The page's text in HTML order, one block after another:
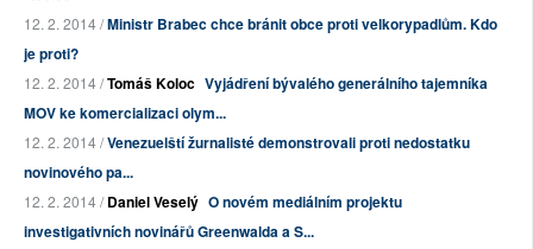
12. 2. 2014 /Ministr Brabec chce bránit obce proti velkorypadlům. Kdo
je proti?
12. 2. 2014 /Tomáš Koloc Vyjádření bývalého generálního tajemníka
MOV ke komercializaci olym...
12. 2. 2014 /Venezuelští žurnalisté demonstrovali proti nedostatku
novinového pa...
12. 2. 2014 /Daniel Veselý O novém mediálním projektu
investigativních novinářů Greenwalda a S...